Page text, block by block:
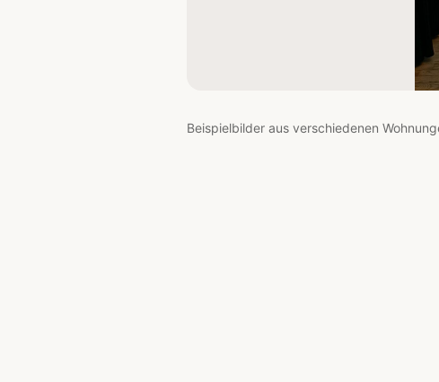
Beispielbilder aus verschiedenen